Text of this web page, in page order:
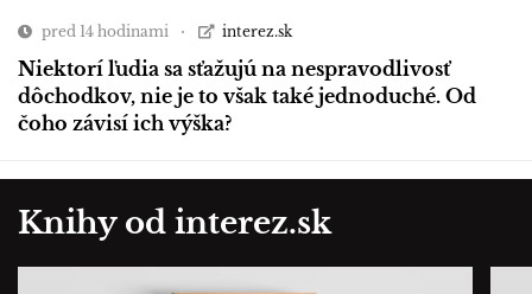
pred 14 hodinami interez.sk
Niektorí ľudia sa sťažujú na nespravodlivosť
dôchodkov, nie je to však také jednoduché. Od
čoho závisí ich výška?
Knihy od interez.sk